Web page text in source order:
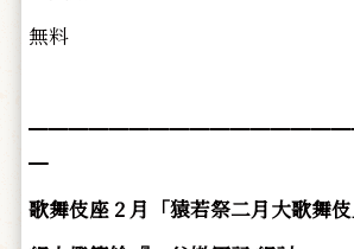
無料
━
歌舞伎座 2 月「猿若祭二月大歌舞